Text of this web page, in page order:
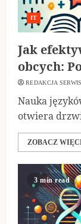
IT
Jak
obcych:
REDAKCJA
Nauka
otwiera
ZOBACZ
3 min read